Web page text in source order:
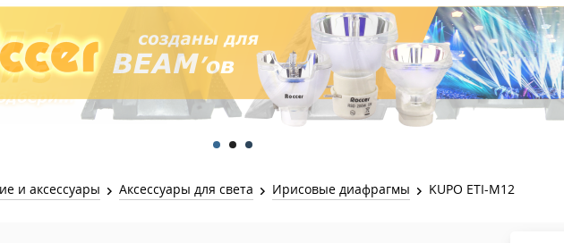
Лампы Винтаж Ретро Декор
Лампы галогенные 6-120 V
Лампы студийные 110-240 V
Лампы-фары PAR
Лампы для бассейна
газоразрядные
Лампы UV
Лампы
Распродажа
Перчатки
Сумки и подсумки
Ремни и страховка
Инструменты
Готовые
Распродажа
Световое оборудование
Аксессуары для света
Лебёдки и
Фермы
Хомуты
Распродажа
2х канальные модули
6и
и аксессуары Аксессуары для света Ирисовые диафрагмы KUPO ETI-M12